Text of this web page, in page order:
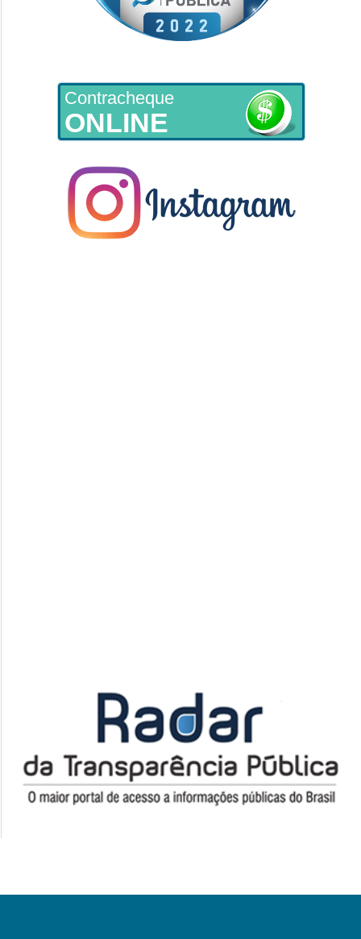
Contracheque
ONLINE